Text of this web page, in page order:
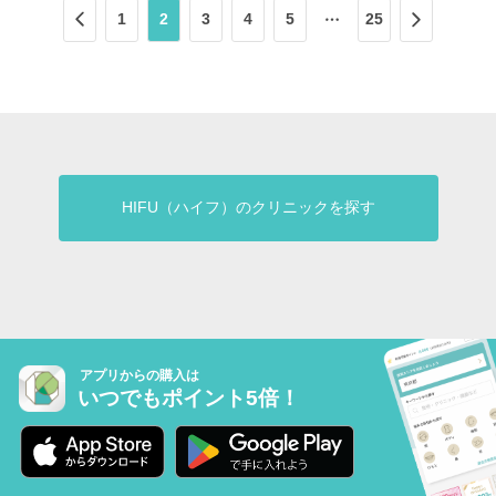
1 2 3 4 5 25
HIFU（ハイフ）のクリニックを探す
アプリからの購入は
いつでもポイント5倍！